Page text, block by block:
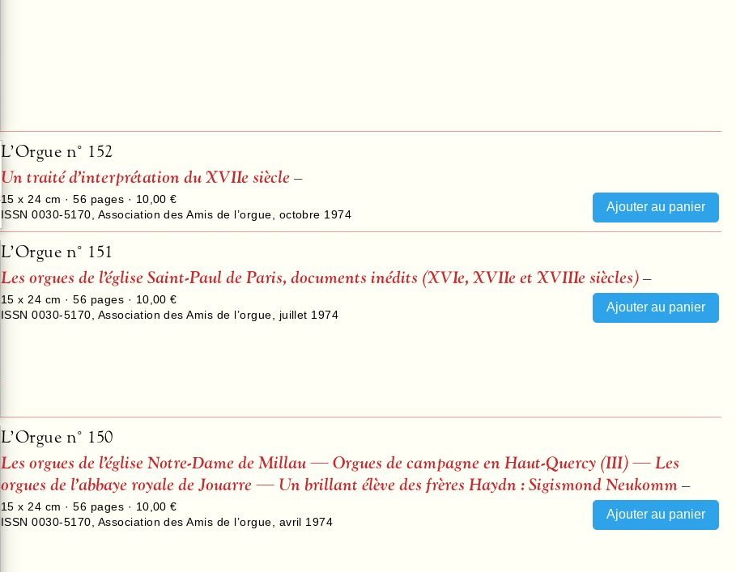
L’Orgue n° 152
Un traité d’interprétation du XVIIe siècle –
15 x 24 cm ·56 pages · 10,00 €
ISSN 0030-5170 Association des Amis de l’orgue octobre 1974
L’Orgue n° 151
Les orgues de l’église Saint-Paul de Paris, documents inédits (XVIe, XVIIe et XVIIIe siècles)–
15 x 24 cm ·56 pages · 10,00 €
ISSN 0030-5170 Association des Amis de l’orgue juillet 1974
L’Orgue n° 150
Les orgues de l’église Notre-Dame de Millau — Orgues de campagne en Haut-Quercy (III) — Les
orgues de l’abbaye royale de Jouarre — Un brillant élève des frères Haydn : Sigismond Neukomm–
15 x 24 cm ·56 pages · 10,00 €
ISSN 0030-5170 Association des Amis de l’orgue avril 1974